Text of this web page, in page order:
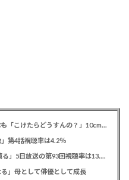
田中みな実、“背中ぱっくり”ドレス披露も「こけたらどうすんの？」10cm超ヒールに心配の声寄せられる
第4話視聴率は4.2％
見上愛＆上坂樹里 NHK朝ドラ「風、薫る」5日放送の第93回視聴率は13.5％
」母として俳優として成長